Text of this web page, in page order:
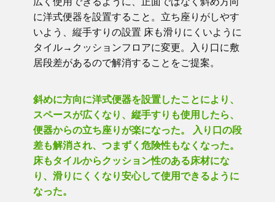
に洋式便器を設置すること。立ち座りがしやす
いよう、縦手すりの設置 床も滑りにくいように
タイル→クッションフロアに変更。入り口に敷
居段差があるので解消することをご提案。
斜めに方向に洋式便器を設置したことにより、
スペースが広くなり、縦手すりも使用したら、
便器からの立ち座りが楽になった。 入り口の段
差も解消され、つまずく危険性もなくなった。
床もタイルからクッション性のある床材にな
り、滑りにくくなり安心して使用できるように
なった。